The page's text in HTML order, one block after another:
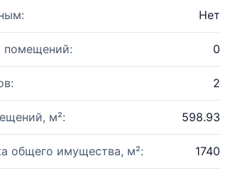
Нет
помещений: 0
2
м²: 598.93
общего имущества, м²: 1740